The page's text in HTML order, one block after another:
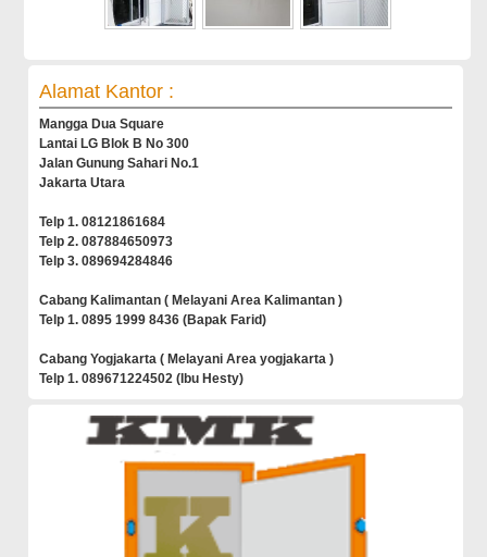
Alamat Kantor :
Mangga Dua Square
Lantai LG Blok B No 300
Jalan Gunung Sahari No.1
Jakarta Utara
Telp 1. 08121861684
Telp 2. 087884650973
Telp 3. 089694284846
Cabang Kalimantan ( Melayani Area Kalimantan )
Telp 1. 0895 1999 8436 (Bapak Farid)
Cabang Yogjakarta ( Melayani Area yogjakarta )
Telp 1. 089671224502 (Ibu Hesty)